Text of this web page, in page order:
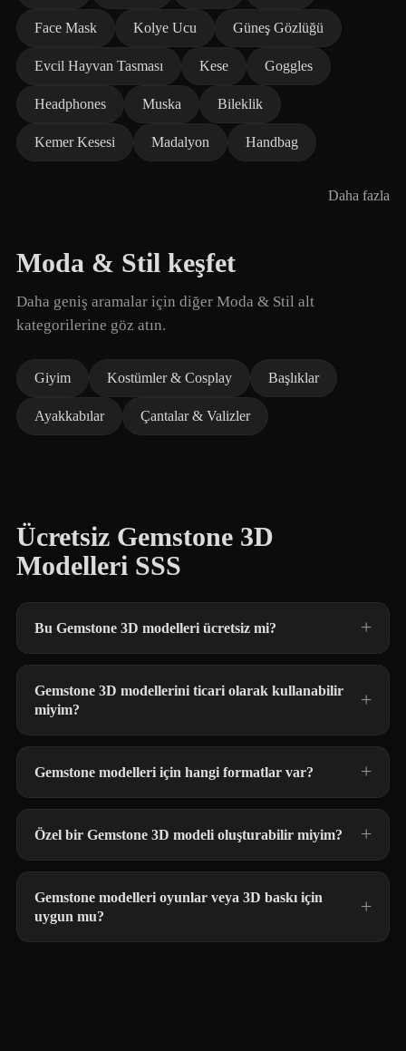
Face Mask Kolye Ucu Güneş Gözlüğü
Evcil Hayvan Tasması Kese Goggles
Headphones Muska Bileklik
Kemer Kesesi Madalyon Handbag
Daha fazla
Moda & Stil keşfet
Daha geniş aramalar için diğer Moda & Stil alt
kategorilerine göz atın.
Giyim Kostümler & Cosplay Başlıklar
Ayakkabılar Çantalar & Valizler
Ücretsiz Gemstone 3D
Modelleri SSS
Bu Gemstone 3D modelleri ücretsiz mi?
Gemstone 3D modellerini ticari olarak kullanabilir
miyim?
Gemstone modelleri için hangi formatlar var?
Özel bir Gemstone 3D modeli oluşturabilir miyim?
Gemstone modelleri oyunlar veya 3D baskı için
uygun mu?